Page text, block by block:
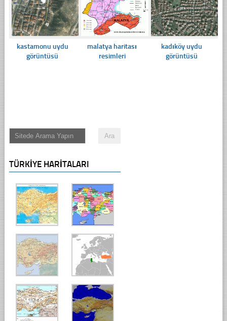
kastamonu uydu
görüntüsü
malatya haritası
resimleri
kadıköy uydu
görüntüsü
TÜRKIYE HARITALARI